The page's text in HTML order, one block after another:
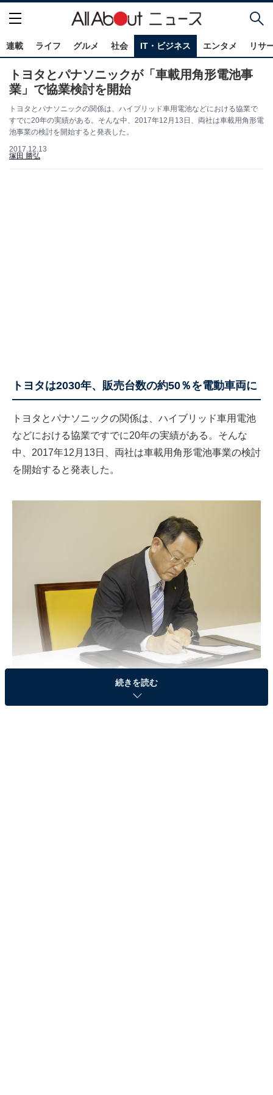
連載 ライフ グルメ 社会 IT・ビジネス エンタメ リサ
トヨタとパナソニックが「車載用角形電池事
業」で協業検討を開始
トヨタとパナソニックの関係は、ハイブリッド車用電池などにおける協業で
すでに20年の実績がある。そんな中、2017年12月13日、両社は車載用角形電
池事業の検討を開始すると発表した。
2017.12.13
塚田 勝弘
トヨタは2030年、販売台数の約50％を電動車両に
トヨタとパナソニックの関係は、ハイブリッド車用電池
などにおける協業ですでに20年の実績がある。そんな
中、2017年12月13日、両社は車載用角形電池事業の検討
を開始すると発表した。
続きを読む